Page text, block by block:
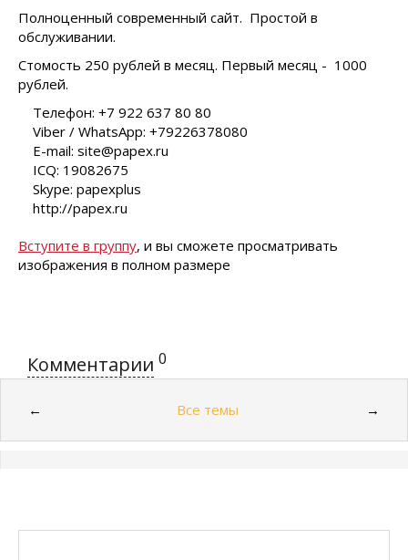
Полноценный современный сайт. Простой в
обслуживании.
Стомость 250 рублей в месяц. Первый месяц - 1000
рублей.
Телефон: +7 922 637 80 80
Viber / WhatsApp: +79226378080
E-mail: site@papex.ru
ICQ: 19082675
Skype: papexplus
http://papex.ru
Вступите в группу, и вы сможете просматривать
изображения в полном размере
Комментарии 0
← Все темы →